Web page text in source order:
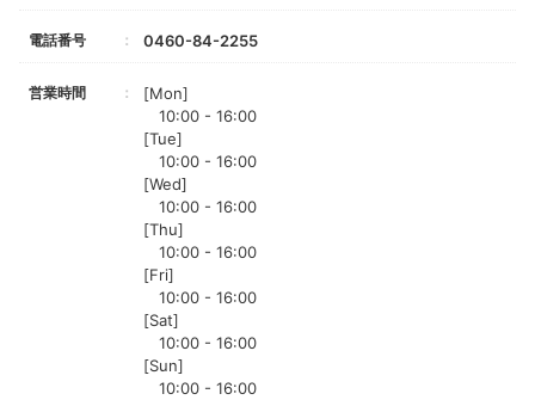
電話番号 0460-84-2255
営業時間
[Mon]
10:00 - 16:00
[Tue]
10:00 - 16:00
[Wed]
10:00 - 16:00
[Thu]
10:00 - 16:00
[Fri]
10:00 - 16:00
[Sat]
10:00 - 16:00
[Sun]
10:00 - 16:00